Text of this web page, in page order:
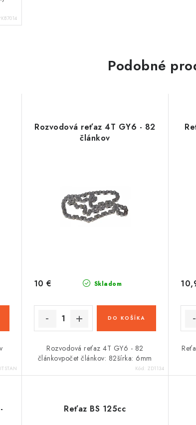
Podobné
Rozvodová reťaz 4T GY6 - 82
článkov
Skladom
10 €
DO KOŠÍKA
Rozvodová reťaz 4T GY6 - 82
článkovpočet článkov: 82šírka: 6mm
Kód: ZD1134
Reťaz BS 125cc